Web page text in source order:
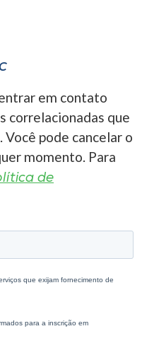
em contato
correlacionadas que
pode cancelar o
momento. Para
de